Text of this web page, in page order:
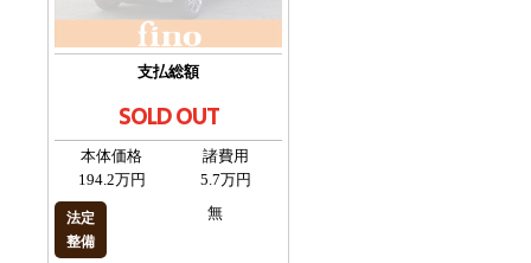
支払総額
SOLD OUT
本体価格
194.2万円
諸費用
5.7万円
法定
整備
無